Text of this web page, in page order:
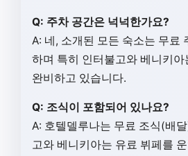
Q: 주차 공간은 넉넉한가요?
A: 네, 소개된 모든 숙소는 무료
하며 특히 인터불고와 베니키
완비하고 있습니다.
Q: 조식이 포함되어 있나요?
A: 호텔델루나는 무료 조식(배
고와 베니키아는 유료 뷔페를